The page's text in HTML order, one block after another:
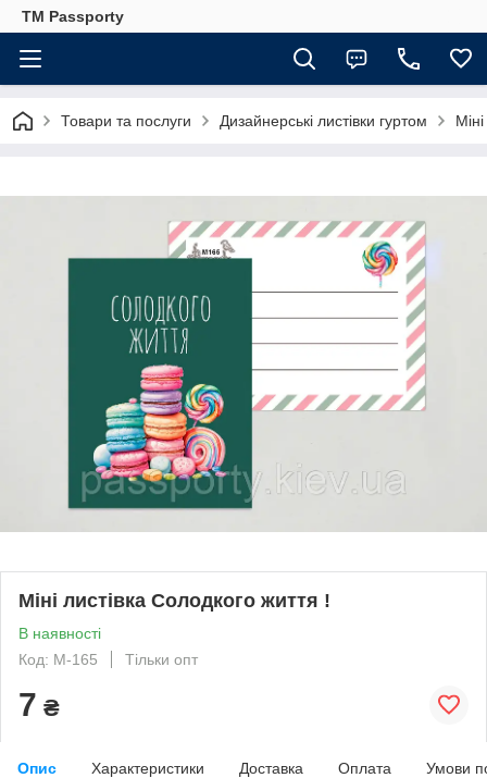
TM Passporty
Товари та послуги Дизайнерські листівки гуртом
Міні листівка Солодкого життя !
В наявності
Код: М-165
Тільки опт
7 ₴
Опис Характеристики Доставка Оплата Умови